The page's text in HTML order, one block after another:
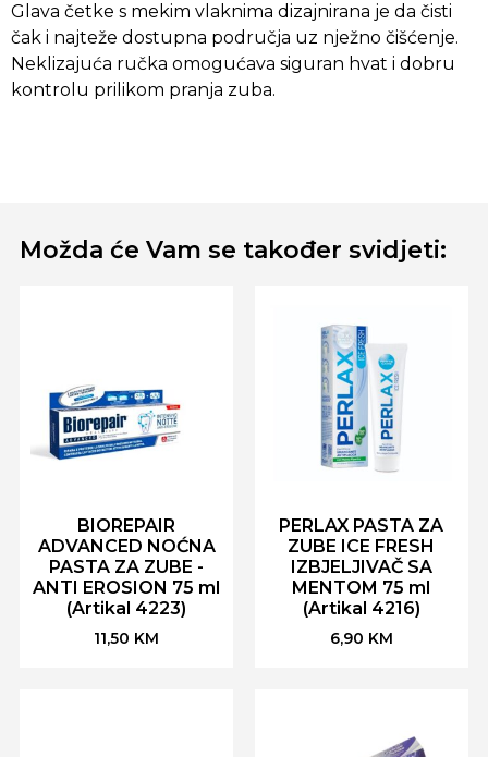
Glava četke s mekim vlaknima dizajnirana je da čisti
čak i najteže dostupna područja uz nježno čišćenje.
Neklizajuća ručka omogućava siguran hvat i dobru
kontrolu prilikom pranja zuba.
Možda će Vam se također svidjeti:
BIOREPAIR
ADVANCED NOĆNA
PASTA ZA ZUBE -
ANTI EROSION 75 ml
(Artikal 4223)
11,50 KM
PERLAX PASTA ZA
ZUBE ICE FRESH
IZBJELJIVAČ SA
MENTOM 75 ml
(Artikal 4216)
6,90 KM